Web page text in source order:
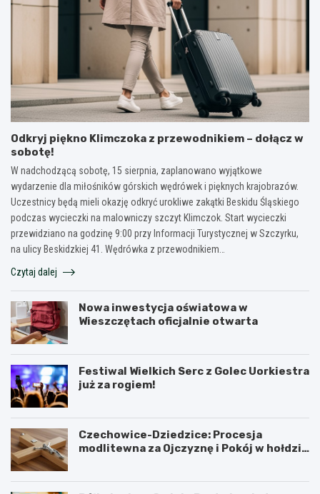
Odkryj piękno Klimczoka z przewodnikiem – dołącz w
sobotę!
W nadchodzącą sobotę, 15 sierpnia, zaplanowano wyjątkowe
wydarzenie dla miłośników górskich wędrówek i pięknych krajobrazów.
Uczestnicy będą mieli okazję odkryć urokliwe zakątki Beskidu Śląskiego
podczas wycieczki na malowniczy szczyt Klimczok. Start wycieczki
przewidziano na godzinę 9:00 przy Informacji Turystycznej w Szczyrku,
na ulicy Beskidzkiej 41. Wędrówka z przewodnikiem…
Czytaj dalej
Nowa inwestycja oświatowa w
Wieszczętach oficjalnie otwarta
Festiwal Wielkich Serc z Golec Uorkiestra
już za rogiem!
Czechowice-Dziedzice: Procesja
modlitewna za Ojczyznę i Pokój w hołdzie